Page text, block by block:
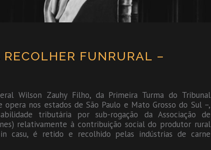
FUNRURAL –
Wilson Zauhy Filho, da Primeira Turma do Tribunal
opera nos estados de São Paulo e Mato Grosso do Sul –,
tributária por sub-rogação da Associação de
relativamente à contribuição social do produtor rural
casu, é retido e recolhido pelas indústrias de carne